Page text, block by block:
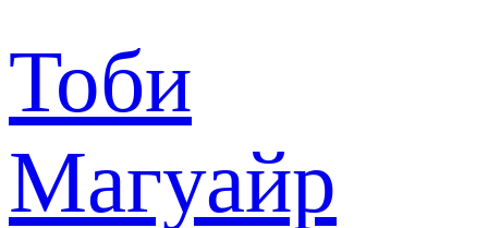
Тоби
Магуайр